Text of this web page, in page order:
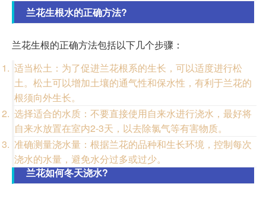
兰花生根水的正确方法?
兰花生根的正确方法包括以下几个步骤：
适当松土：为了促进兰花根系的生长，可以适度进行松
土。松土可以增加土壤的通气性和保水性，有利于兰花的
根须向外生长。
选择适合的水质：不要直接使用自来水进行浇水，最好将
自来水放置在室内2-3天，以去除氯气等有害物质。
准确测量浇水量：根据兰花的品种和生长环境，控制每次
浇水的水量，避免水分过多或过少。
兰花如何冬天浇水?